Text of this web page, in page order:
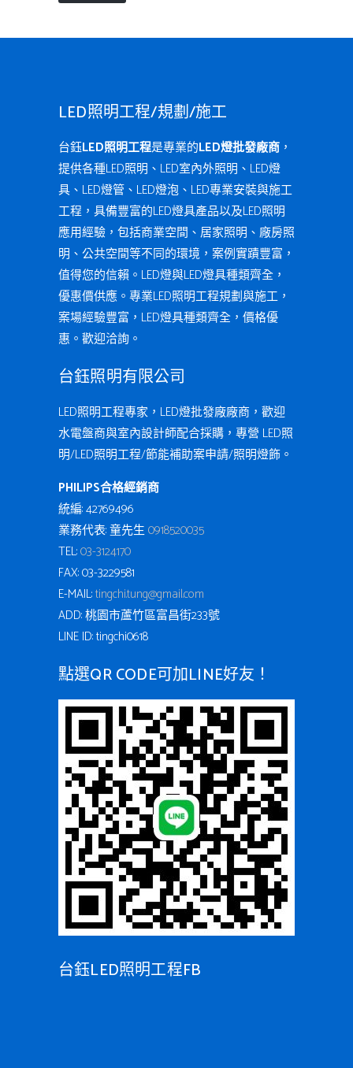
LED照明工程/規劃/施工
台鈺LED照明工程是專業的LED燈批發廠商 ，
提供各種LED照明、LED室內外照明、LED燈
具、LED燈管、LED燈泡、LED專業安裝與施工
工程，具備豐富的LED燈具產品以及LED照明
應用經驗，包括商業空間、居家照明、廠房照
明、公共空間等不同的環境，案例實蹟豐富，
值得您的信賴。LED燈與LED燈具種類齊全，
優惠價供應。專業LED照明工程規劃與施工，
案場經驗豐富，LED燈具種類齊全，價格優
惠。歡迎洽詢。
台鈺照明有限公司
LED照明工程專家，LED燈批發廠廠商，歡迎
水電盤商與室內設計師配合採購，專營 LED照
明/LED照明工程/節能補助案申請/照明燈飾。
PHILIPS合格經銷商
統編: 42769496
業務代表: 童先生0918520035
TEL:03-3124170
FAX: 03-3229581
E-MAIL:tingchi.tung@gmail.com
ADD: 桃園市蘆竹區富昌街233號
LINE ID: tingchi0618
點選QR CODE可加LINE好友！
台鈺LED照明工程FB